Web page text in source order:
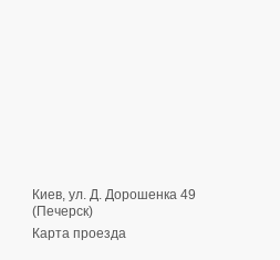
Киев, ул. Д. Дорошенка 49
(Печерск)
Карта проезда